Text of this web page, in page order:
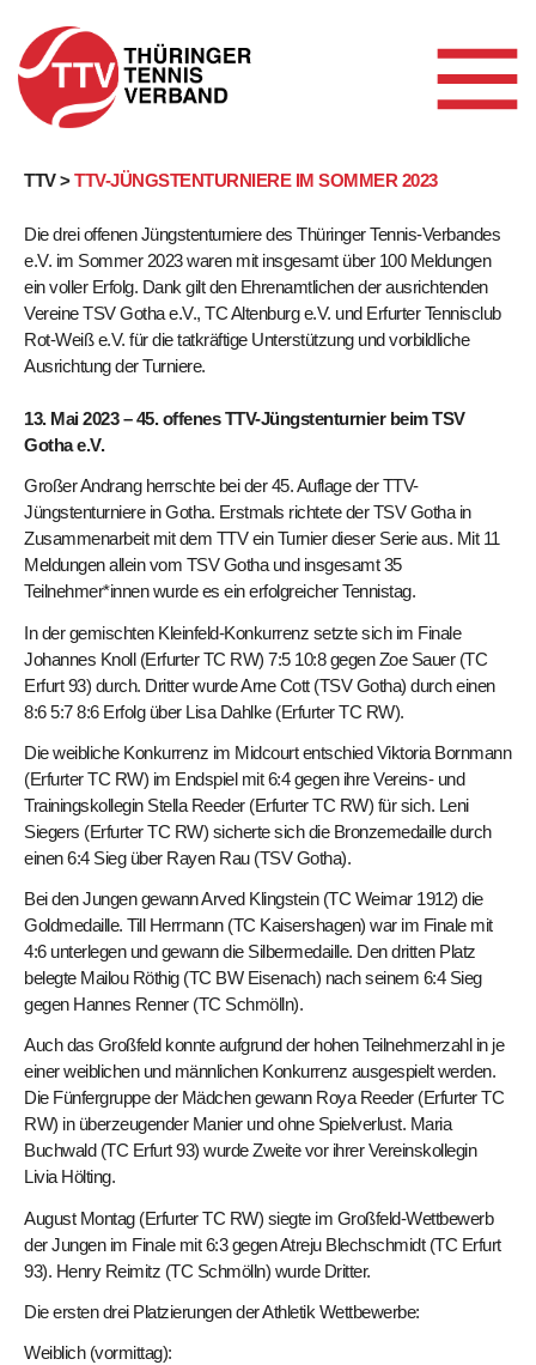
Skip
content
TTV >TTV-JÜNGSTENTURNIERE IM SOMMER 2023
Die drei offenen Jüngstenturniere des Thüringer Tennis-Verbandes
e.V. im Sommer 2023 waren mit insgesamt über 100 Meldungen
ein voller Erfolg. Dank gilt den Ehrenamtlichen der ausrichtenden
Vereine TSV Gotha e.V., TC Altenburg e.V. und Erfurter Tennisclub
Rot-Weiß e.V. für die tatkräftige Unterstützung und vorbildliche
Ausrichtung der Turniere.
13. Mai 2023 – 45. offenes TTV-Jüngstenturnier beim TSV
Gotha e.V.
Großer Andrang herrschte bei der 45. Auflage der TTV-
Jüngstenturniere in Gotha. Erstmals richtete der TSV Gotha in
Zusammenarbeit mit dem TTV ein Turnier dieser Serie aus. Mit 11
Meldungen allein vom TSV Gotha und insgesamt 35
Teilnehmer*innen wurde es ein erfolgreicher Tennistag.
In der gemischten Kleinfeld-Konkurrenz setzte sich im Finale
Johannes Knoll (Erfurter TC RW) 7:5 10:8 gegen Zoe Sauer (TC
Erfurt 93) durch. Dritter wurde Arne Cott (TSV Gotha) durch einen
8:6 5:7 8:6 Erfolg über Lisa Dahlke (Erfurter TC RW).
Die weibliche Konkurrenz im Midcourt entschied Viktoria Bornmann
(Erfurter TC RW) im Endspiel mit 6:4 gegen ihre Vereins- und
Trainingskollegin Stella Reeder (Erfurter TC RW) für sich. Leni
Siegers (Erfurter TC RW) sicherte sich die Bronzemedaille durch
einen 6:4 Sieg über Rayen Rau (TSV Gotha).
Bei den Jungen gewann Arved Klingstein (TC Weimar 1912) die
Goldmedaille. Till Herrmann (TC Kaisershagen) war im Finale mit
4:6 unterlegen und gewann die Silbermedaille. Den dritten Platz
belegte Mailou Röthig (TC BW Eisenach) nach seinem 6:4 Sieg
gegen Hannes Renner (TC Schmölln).
Auch das Großfeld konnte aufgrund der hohen Teilnehmerzahl in je
einer weiblichen und männlichen Konkurrenz ausgespielt werden.
Die Fünfergruppe der Mädchen gewann Roya Reeder (Erfurter TC
RW) in überzeugender Manier und ohne Spielverlust. Maria
Buchwald (TC Erfurt 93) wurde Zweite vor ihrer Vereinskollegin
Livia Hölting.
August Montag (Erfurter TC RW) siegte im Großfeld-Wettbewerb
der Jungen im Finale mit 6:3 gegen Atreju Blechschmidt (TC Erfurt
93). Henry Reimitz (TC Schmölln) wurde Dritter.
Die ersten drei Platzierungen der Athletik Wettbewerbe:
Weiblich (vormittag):